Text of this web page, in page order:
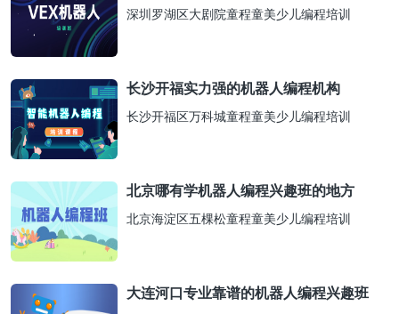
深圳罗湖区大剧院童程童美少儿编程培训
长沙开福实力强的机器人编程机构
长沙开福区万科城童程童美少儿编程培训
北京哪有学机器人编程兴趣班的地方
北京海淀区五棵松童程童美少儿编程培训
大连河口专业靠谱的机器人编程兴趣班